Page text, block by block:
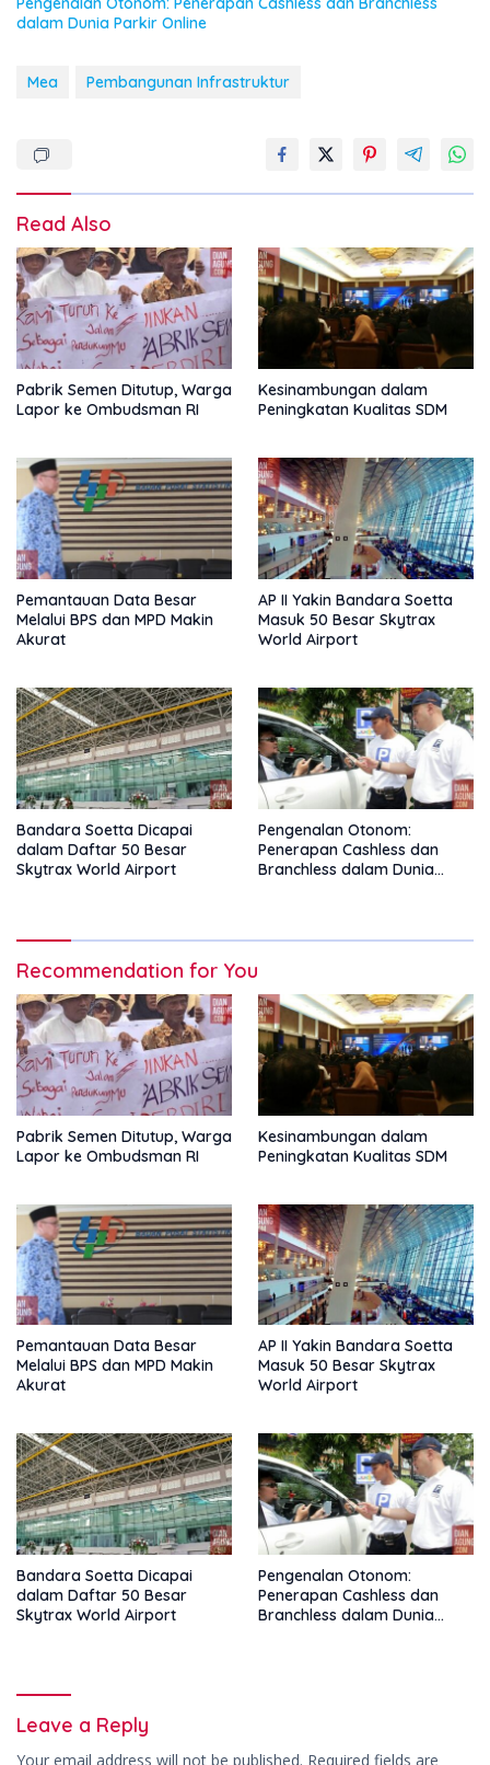
dalam Dunia Parkir Online
Mea Pembangunan Infrastruktur
Read Also
Pabrik Semen Ditutup, Warga
Lapor ke Ombudsman RI
Kesinambungan dalam
Peningkatan Kualitas SDM
Pemantauan Data Besar
Melalui BPS dan MPD Makin
Akurat
AP II Yakin Bandara Soetta
Masuk 50 Besar Skytrax
World Airport
Bandara Soetta Dicapai
dalam Daftar 50 Besar
Skytrax World Airport
Pengenalan Otonom:
Penerapan Cashless dan
Branchless dalam Dunia
Recommendation for You
Pabrik Semen Ditutup, Warga
Lapor ke Ombudsman RI
Kesinambungan dalam
Peningkatan Kualitas SDM
Pemantauan Data Besar
Melalui BPS dan MPD Makin
Akurat
AP II Yakin Bandara Soetta
Masuk 50 Besar Skytrax
World Airport
Bandara Soetta Dicapai
dalam Daftar 50 Besar
Skytrax World Airport
Pengenalan Otonom:
Penerapan Cashless dan
Branchless dalam Dunia
Leave a Reply
Your email address will not be published. Required fields are